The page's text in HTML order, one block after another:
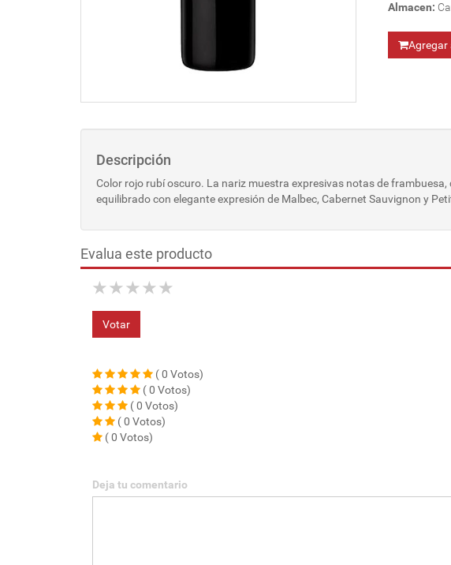
Almacen:
Agregar
Descripción
Color rojo rubí oscuro. La nariz muestra expresivas notas de
equilibrado con elegante expresión de Malbec, Cabernet Sauvignon y
Evalua este producto
★
★
★
★
★
Votar
( 0 Votos)
( 0 Votos)
( 0 Votos)
( 0 Votos)
( 0 Votos)
Deja tu comentario